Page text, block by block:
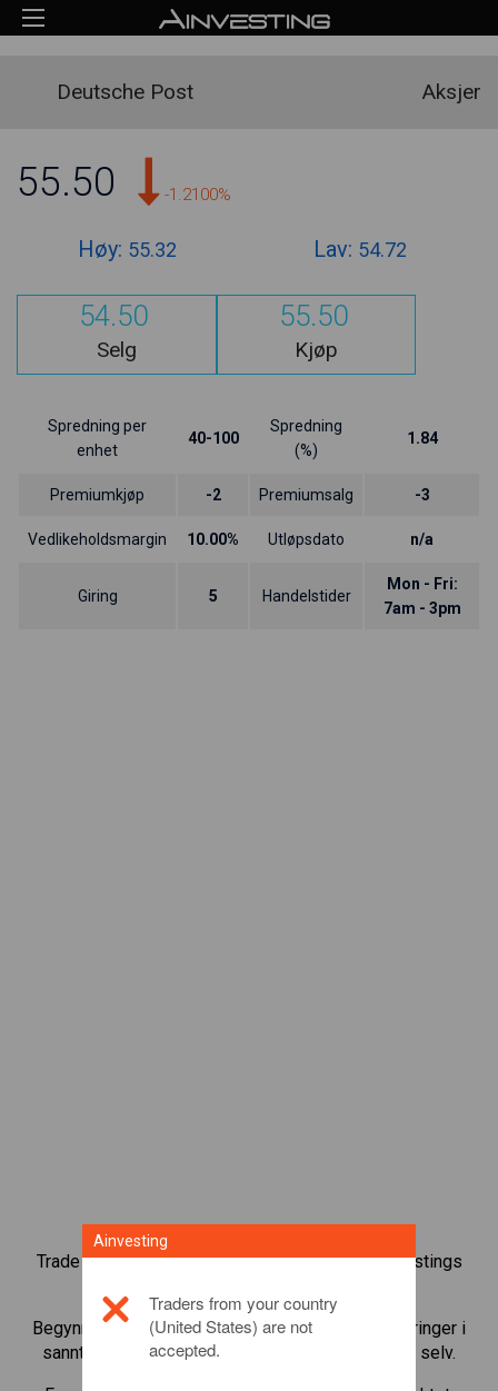
Deutsche Post Aksjer
55.50 -1.2100%
Høy: 55.32 Lav: 54.72
54.50
Selg
55.50
Kjøp
Spredning per
enhet
40-100
Spredning
(%)
1.84
Premiumkjøp -2 Premiumsalg -3
Vedlikeholdsmargin 10.00% Utløpsdato n/a
Giring 5 Handelstider
Mon - Fri:
7am - 3pm
Trade over 1000 internasjonale aksjer med Ainvestings
Begynn å trade CFD-er iDeutsche Post
. Få noteringer i
sanntid og motta utbytte som om du eide aksjen selv.
Ainvesting
Traders from your country
(United States) are not
accepted.